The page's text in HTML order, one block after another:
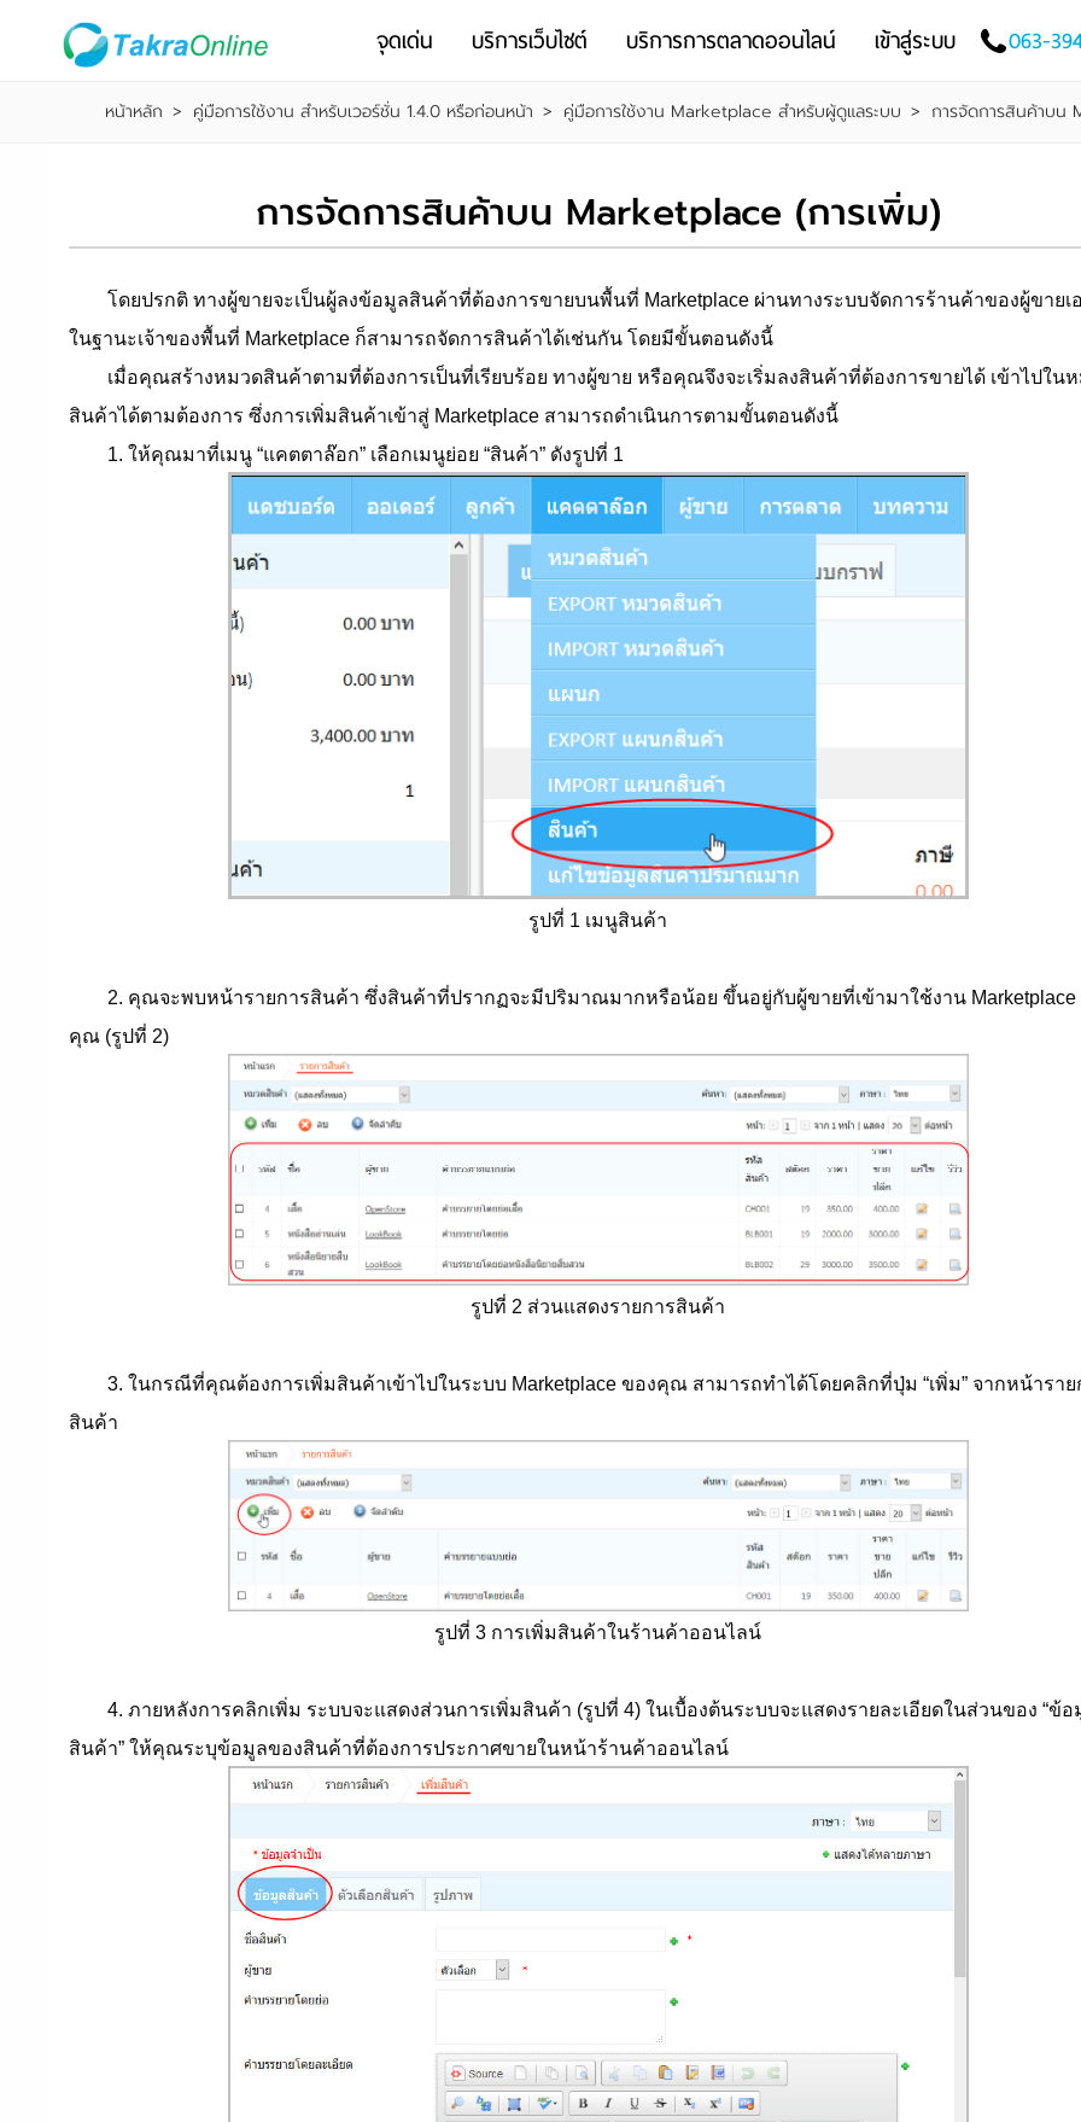
063-
จุดเด่น บริการเว็บไซต์ บริการการตลาดออนไลน์ เข้าสู่ระบบ
หน้าหลัก > คู่มือการใช้งาน สำหรับเวอร์ชั่น 1.4.0 หรือก่อนหน้า > คู่มือการใช้งาน Marketplace สำหรับผู้ดูแลระบบ > การจัดการสินค้าบน
การจัดการสินค้าบน Marketplace (การเพิ่ม)
โดยปรกติ ทางผู้ขายจะเป็นผู้ลงข้อมูลสินค้าที่ต้องการขายบนพื้นที่ Marketplace ผ่านทางระบบจัดการร้านค้าของผู้ขายเ
ในฐานะเจ้าของพื้นที่ Marketplace ก็สามารถจัดการสินค้าได้เช่นกัน โดยมีขั้นตอนดังนี้
เมื่อคุณสร้างหมวดสินค้าตามที่ต้องการเป็นที่เรียบร้อย ทางผู้ขาย หรือคุณจึงจะเริ่มลงสินค้าที่ต้องการขายได้ เข้าไปใน
สินค้าได้ตามต้องการ ซึ่งการเพิ่มสินค้าเข้าสู่ Marketplace สามารถดำเนินการตามขั้นตอนดังนี้
1. ให้คุณมาที่เมนู “แคตตาล๊อก” เลือกเมนูย่อย “สินค้า” ดังรูปที่ 1
รูปที่ 1 เมนูสินค้า
2. คุณจะพบหน้ารายการสินค้า ซึ่งสินค้าที่ปรากฏจะมีปริมาณมากหรือน้อย ขึ้นอยู่กับผู้ขายที่เข้ามาใช้งาน Marketplace
คุณ (รูปที่ 2)
รูปที่ 2 ส่วนแสดงรายการสินค้า
3. ในกรณีที่คุณต้องการเพิ่มสินค้าเข้าไปในระบบ Marketplace ของคุณ สามารถทำได้โดยคลิกที่ปุ่ม “เพิ่ม” จากหน้าราย
สินค้า
รูปที่ 3 การเพิ่มสินค้าในร้านค้าออนไลน์
4. ภายหลังการคลิกเพิ่ม ระบบจะแสดงส่วนการเพิ่มสินค้า (รูปที่ 4) ในเบื้องต้นระบบจะแสดงรายละเอียดในส่วนของ “ข้อ
สินค้า” ให้คุณระบุข้อมูลของสินค้าที่ต้องการประกาศขายในหน้าร้านค้าออนไลน์